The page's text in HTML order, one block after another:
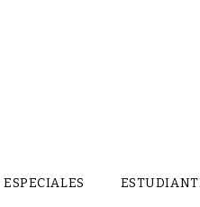
ESPECIALES